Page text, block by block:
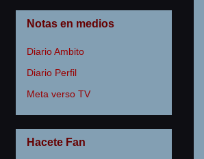
Notas en medios
Diario Ambito
Diario Perfil
Meta verso TV
Hacete Fan